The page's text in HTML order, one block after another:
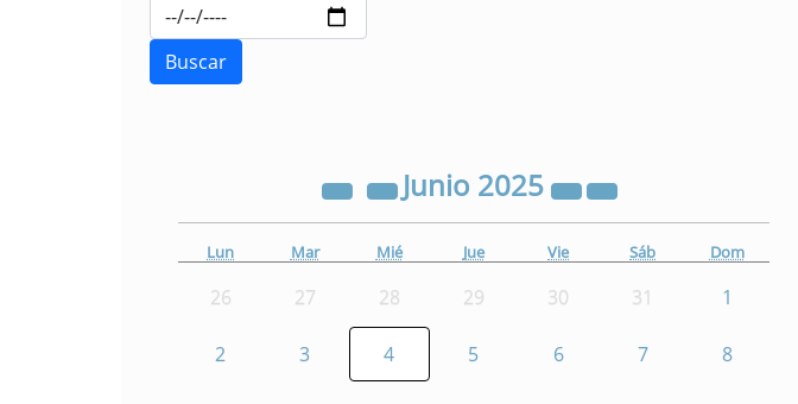
Junio 2025
Lun Mar Mié Jue Vie Sáb Dom
26 27 28 29 30 31 1
2 3 4 5 6 7 8